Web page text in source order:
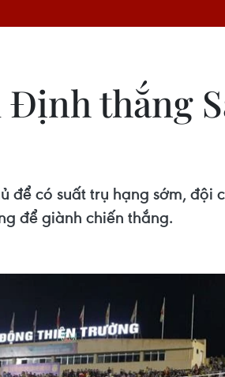
Định thắng
để có suất trụ hạng sớm,
để giành chiến thắng.